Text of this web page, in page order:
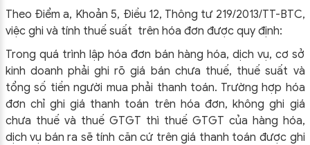
Theo Điểm a, Khoản 5, Điều 12, Thông tư 219/2013/TT-BTC,
việc ghi và tính thuế suất trên hóa đơn được quy định:
Trong quá trình lập hóa đơn bán hàng hóa, dịch vụ, cơ sở
kinh doanh phải ghi rõ giá bán chưa thuế, thuế suất và
tổng số tiền người mua phải thanh toán. Trường hợp hóa
đơn chỉ ghi giá thanh toán trên hóa đơn, không ghi giá
chưa thuế và thuế GTGT thì thuế GTGT của hàng hóa,
dịch vụ bán ra sẽ tính căn cứ trên giá thanh toán được ghi